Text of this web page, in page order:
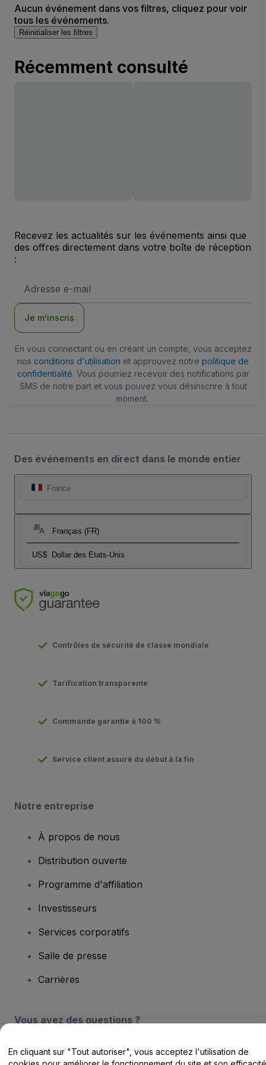
Aucun événement dans vos filtres, cliquez pour voir
tous les événements.
Réinitialiser les filtres
Récemment consulté
Recevez les actualités sur les événements ainsi que
des offres directement dans votre boîte de réception
:
e-
Je m’inscris
En vous connectant ou en créant un compte, vous acceptez
nos conditions d'utilisation et approuvez notre politique de
confidentialité. Vous pourriez recevoir des notifications par
SMS de notre part et vous pouvez vous désinscrire à tout
moment.
Des événements en direct dans le monde entier
France
Français (FR)
US$ Dollar des Etats-Unis
Contrôles de sécurité de classe mondiale
Tarification transparente
Commande garantie à 100 %
Service client assuré du début à la fin
Notre entreprise
À propos de nous
Distribution ouverte
Programme d'affiliation
Investisseurs
Services corporatifs
Salle de presse
Carrières
Vous avez des questions ?
Centre d'assistance / Nous contacter
En cliquant sur "Tout autoriser", vous acceptez l'utilisation de